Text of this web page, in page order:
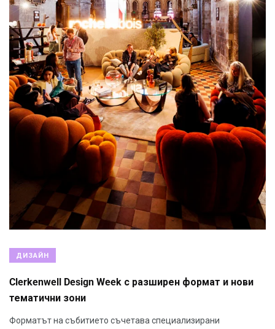
ДИЗАЙН
Clerkenwell Design Week с разширен формат и нови
тематични зони
Форматът на събитието съчетава специализирани